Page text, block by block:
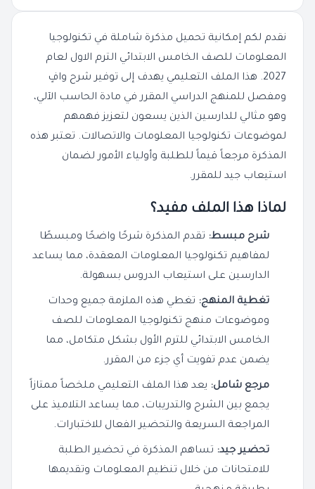
نقدم لكم إمكانية تحميل مذكرة شاملة في تكنولوجيا
المعلومات للصف الخامس الابتدائي الترم الاول لعام
2027. هذا الملف التعليمي يهدف إلى توفير شرح وافٍ
ومفصل للمنهج الدراسي المقرر في مادة الحاسب الآلي،
وهو مثالي للدارسين الذين يسعون لتعزيز فهمهم
لموضوعات تكنولوجيا المعلومات والاتصالات. تعتبر هذه
المذكرة مرجعاً قيماً للطلبة وأولياء الأمور لضمان
استيعاب جيد للمقرر.
لماذا هذا الملف مفيد؟
شرح مبسط: تقدم المذكرة شرحًا واضحًا ومبسطًا
لمفاهيم تكنولوجيا المعلومات المعقدة، مما يساعد
الدارسين على استيعاب الدروس بسهولة.
تغطية المنهج: تغطي هذه الملزمة جميع وحدات
وموضوعات منهج تكنولوجيا المعلومات للصف
الخامس الابتدائي للترم الأول بشكل متكامل، مما
يضمن عدم تفويت أي جزء من المقرر.
مرجع شامل: يعد هذا الملف التعليمي ملخصاً ممتازاً
يجمع بين الشرح والتدريبات، مما يساعد التلاميذ على
المراجعة السريعة والتحضير الفعال للاختبارات.
تحضير جيد: تساهم المذكرة في تحضير الطلبة
للامتحانات من خلال تنظيم المعلومات وتقديمها